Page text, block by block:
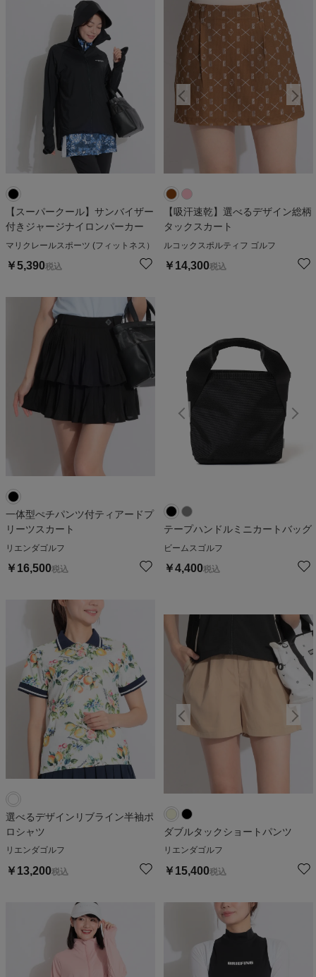
【スーパークール】サンバイザー
付きジャージナイロンパーカー
マリクレールスポーツ (フィットネス）
￥5,390税込
【吸汗速乾】選べるデザイン総柄
タックスカート
ルコックスポルティフ ゴルフ
￥ 14,300税込
一体型ぺチパンツ付ティアードプ
リーツスカート
リエンダゴルフ
￥ 16,500税込
テープハンドルミニカートバッグ
ビームスゴルフ
￥4,400税込
選べるデザインリブライン半袖ポ
ロシャツ
リエンダゴルフ
￥ 13,200税込
ダブルタックショートパンツ
リエンダゴルフ
￥ 15,400税込